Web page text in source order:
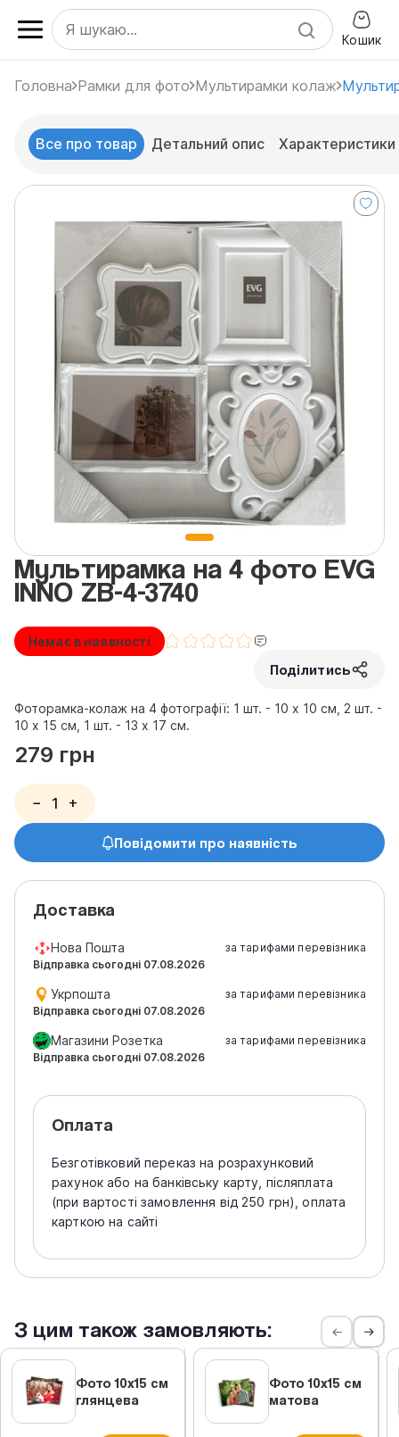
Кошик
Головна Рамки для фото Мультирамки колаж
Все про товар Детальний опис Характеристики
Мультирамка на 4 фото EVG
INNO ZB-4-3740
Немає в наявності
Поділитись
Фоторамка-колаж на 4 фотографії: 1 шт. - 10 х 10 см, 2 шт. -
10 х 15 см, 1 шт. - 13 х 17 см.
279 грн
− +
Повідомити про наявність
Доставка
Нова Пошта
Відправка сьогодні 07.08.2026
за тарифами перевізника
Укрпошта
Відправка сьогодні 07.08.2026
за тарифами перевізника
Магазини Розетка
Відправка сьогодні 07.08.2026
за тарифами перевізника
Оплата
Безготівковий переказ на розрахунковий
рахунок або на банківську карту, післяплата
(при вартості замовлення від 250 грн), оплата
карткою на сайті
З цим також замовляють:
Фото 10х15 см
глянцева
Фото 10х15 см
матова